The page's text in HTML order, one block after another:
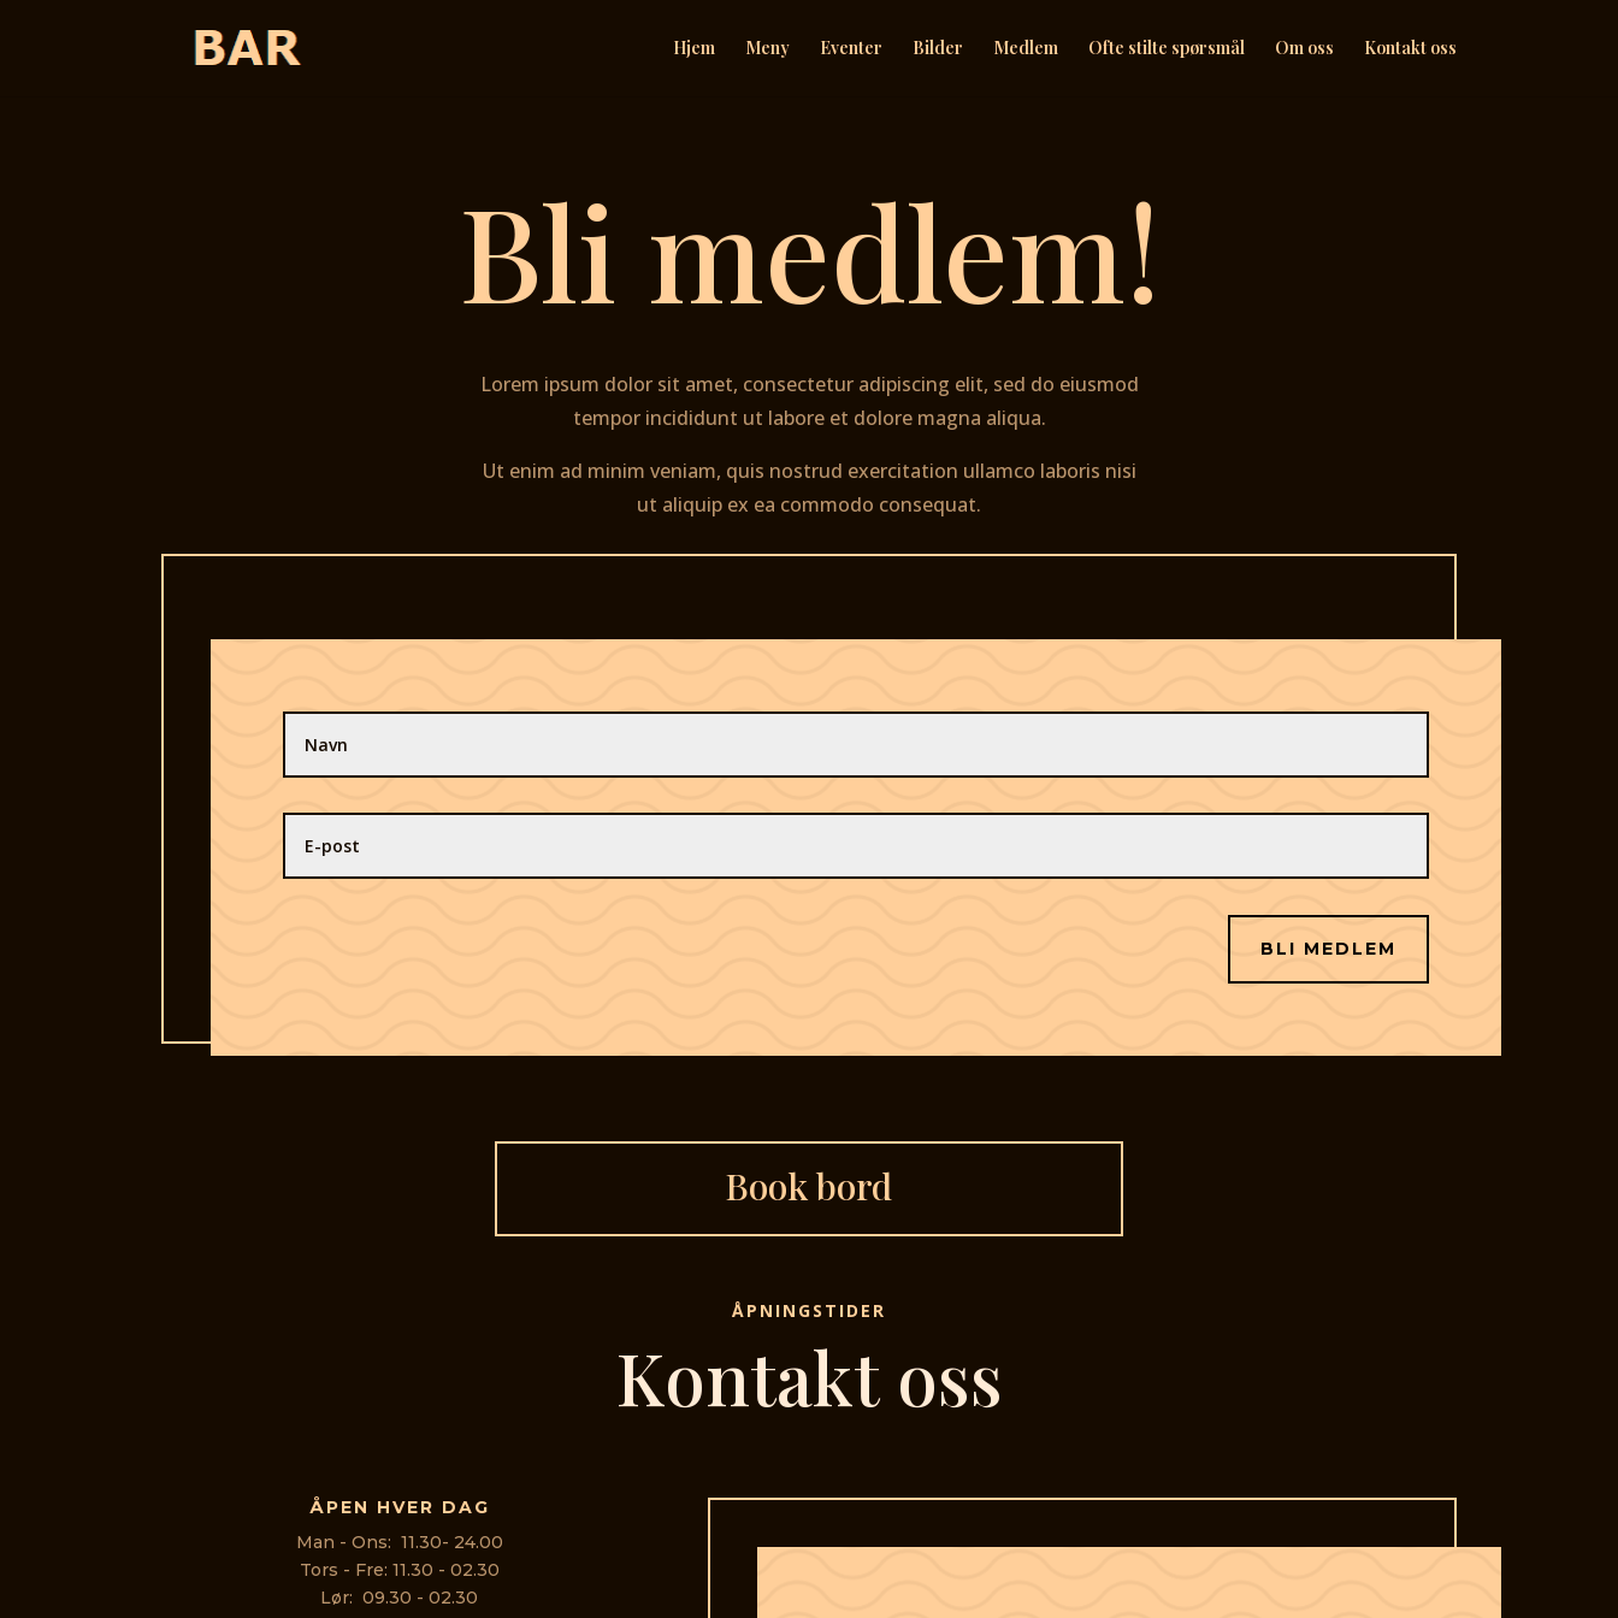
Hjem Meny Eventer Bilder Medlem Ofte stilte spørsmål Om oss Kontakt oss
Bli medlem!
Lorem ipsum dolor sit amet, consectetur adipiscing elit, sed do eiusmod
tempor incididunt ut labore et dolore magna aliqua.
Ut enim ad minim veniam, quis nostrud exercitation ullamco laboris nisi
ut aliquip ex ea commodo consequat.
BLI MEDLEM
Book bord
ÅPNINGSTIDER
Kontakt oss
ÅPEN HVER DAG
Man - Ons: 11.30- 24.00
Tors - Fre: 11.30 - 02.30
Lør: 09.30 - 02.30